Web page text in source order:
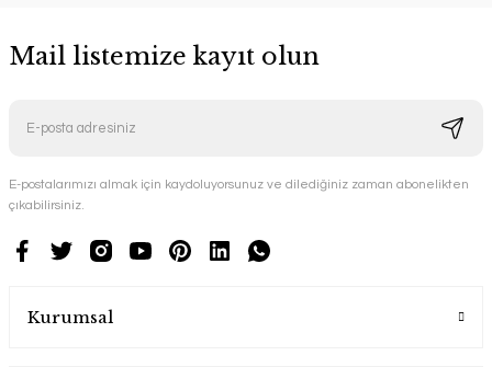
Mail listemize kayıt olun
E-postalarımızı almak için kaydoluyorsunuz ve dilediğiniz zaman abonelikten
çıkabilirsiniz.
Kurumsal